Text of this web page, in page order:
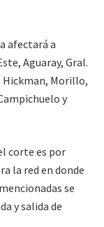
afectará a
Aguaray, Gral.
Hickman, Morillo,
y
corte es por
la red en donde
se
y salida de